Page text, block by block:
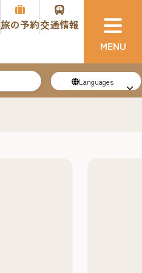
旅の予約交通情報
Languages